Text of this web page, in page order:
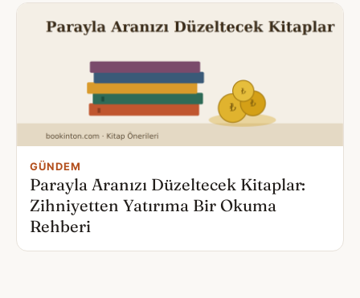
GÜNDEM
Parayla Aranızı Düzeltecek Kitaplar:
Zihniyetten Yatırıma Bir Okuma
Rehberi